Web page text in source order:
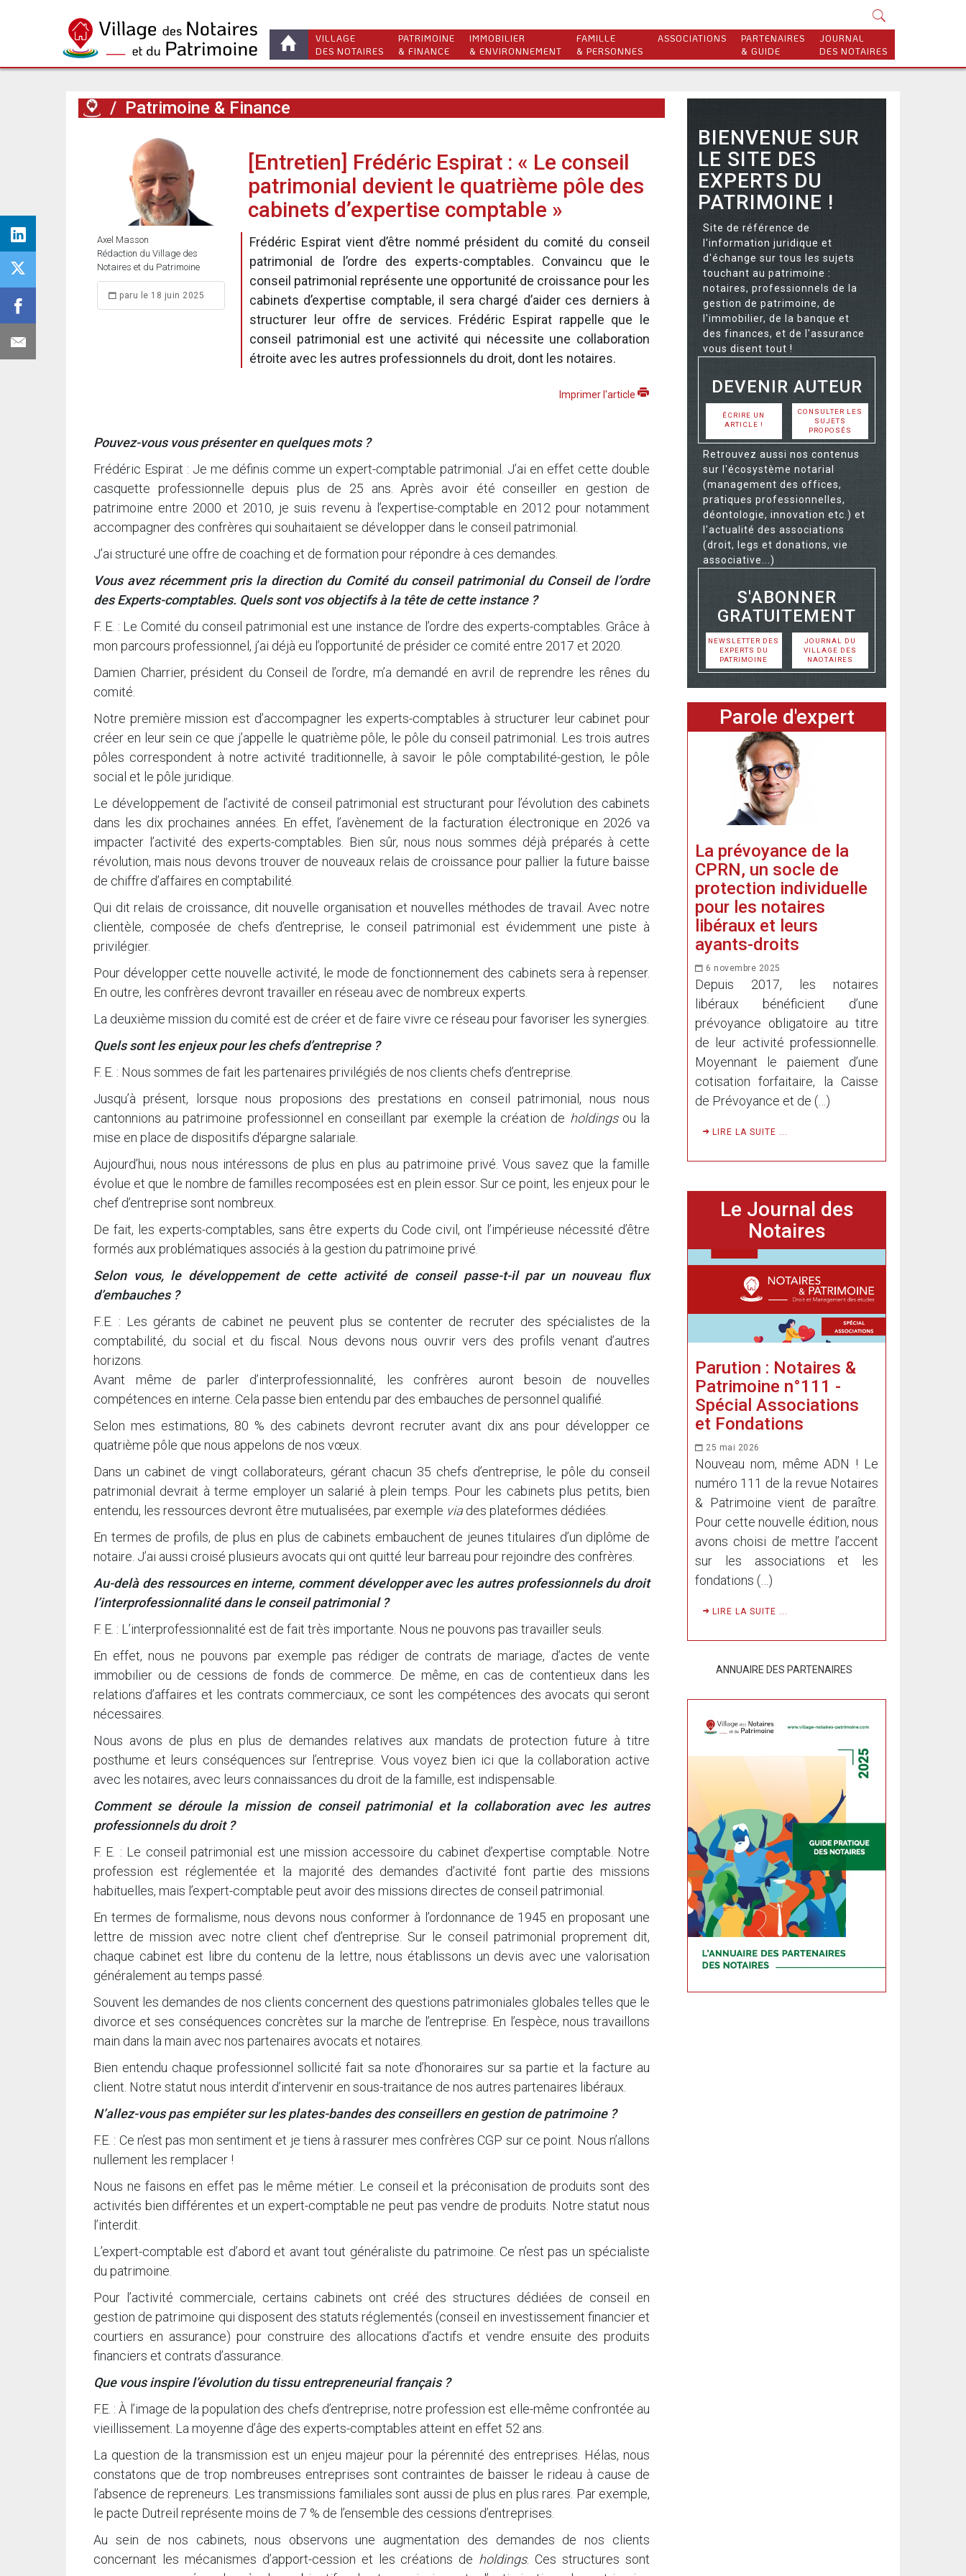
VILLAGE
DES NOTAIRES
PATRIMOINE
& FINANCE
IMMOBILIER
& ENVIRONNEMENT
FAMILLE
& PERSONNES
ASSOCIATIONS
PARTENAIRES
& GUIDE
JOURNAL
DES NOTAIRES
/ Patrimoine & Finance
Axel Masson
Rédaction du Village des
Notaires et du Patrimoine
paru le 18 juin 2025
[Entretien] Frédéric Espirat : « Le conseil
patrimonial devient le quatrième pôle des
cabinets d’expertise comptable »
Frédéric Espirat vient d’être nommé président du comité du conseil
patrimonial de l’ordre des experts-comptables. Convaincu que le
conseil patrimonial représente une opportunité de croissance pour les
cabinets d’expertise comptable, il sera chargé d’aider ces derniers à
structurer leur offre de services. Frédéric Espirat rappelle que le
conseil patrimonial est une activité qui nécessite une collaboration
étroite avec les autres professionnels du droit, dont les notaires.
Imprimer l'article
Pouvez-vous vous présenter en quelques mots ?
Frédéric Espirat : Je me définis comme un expert-comptable patrimonial. J’ai en effet cette double
casquette professionnelle depuis plus de 25 ans. Après avoir été conseiller en gestion de
patrimoine entre 2000 et 2010, je suis revenu à l’expertise-comptable en 2012 pour notamment
accompagner des confrères qui souhaitaient se développer dans le conseil patrimonial.
J’ai structuré une offre de coaching et de formation pour répondre à ces demandes.
Vous avez récemment pris la direction du Comité du conseil patrimonial du Conseil de l’ordre
des Experts-comptables. Quels sont vos objectifs à la tête de cette instance ?
F. E. : Le Comité du conseil patrimonial est une instance de l’ordre des experts-comptables. Grâce à
mon parcours professionnel, j’ai déjà eu l’opportunité de présider ce comité entre 2017 et 2020.
Damien Charrier, président du Conseil de l’ordre, m’a demandé en avril de reprendre les rênes du
comité.
Notre première mission est d’accompagner les experts-comptables à structurer leur cabinet pour
créer en leur sein ce que j’appelle le quatrième pôle, le pôle du conseil patrimonial. Les trois autres
pôles correspondent à notre activité traditionnelle, à savoir le pôle comptabilité-gestion, le pôle
social et le pôle juridique.
Le développement de l’activité de conseil patrimonial est structurant pour l’évolution des cabinets
dans les dix prochaines années. En effet, l’avènement de la facturation électronique en 2026 va
impacter l’activité des experts-comptables. Bien sûr, nous nous sommes déjà préparés à cette
révolution, mais nous devons trouver de nouveaux relais de croissance pour pallier la future baisse
de chiffre d’affaires en comptabilité.
Qui dit relais de croissance, dit nouvelle organisation et nouvelles méthodes de travail. Avec notre
clientèle, composée de chefs d’entreprise, le conseil patrimonial est évidemment une piste à
privilégier.
Pour développer cette nouvelle activité, le mode de fonctionnement des cabinets sera à repenser.
En outre, les confrères devront travailler en réseau avec de nombreux experts.
La deuxième mission du comité est de créer et de faire vivre ce réseau pour favoriser les synergies.
Quels sont les enjeux pour les chefs d’entreprise ?
F. E. : Nous sommes de fait les partenaires privilégiés de nos clients chefs d’entreprise.
Jusqu’à présent, lorsque nous proposions des prestations en conseil patrimonial, nous nous
cantonnions au patrimoine professionnel en conseillant par exemple la création de holdingsou la
mise en place de dispositifs d’épargne salariale.
Aujourd’hui, nous nous intéressons de plus en plus au patrimoine privé. Vous savez que la famille
évolue et que le nombre de familles recomposées est en plein essor. Sur ce point, les enjeux pour le
chef d’entreprise sont nombreux.
De fait, les experts-comptables, sans être experts du Code civil, ont l’impérieuse nécessité d’être
formés aux problématiques associés à la gestion du patrimoine privé.
Selon vous, le développement de cette activité de conseil passe-t-il par un nouveau flux
d’embauches ?
F..E. : Les gérants de cabinet ne peuvent plus se contenter de recruter des spécialistes de la
comptabilité, du social et du fiscal. Nous devons nous ouvrir vers des profils venant d’autres
horizons.
Avant même de parler d’interprofessionnalité, les confrères auront besoin de nouvelles
compétences en interne. Cela passe bien entendu par des embauches de personnel qualifié.
Selon mes estimations, 80 % des cabinets devront recruter avant dix ans pour développer ce
quatrième pôle que nous appelons de nos vœux.
Dans un cabinet de vingt collaborateurs, gérant chacun 35 chefs d’entreprise, le pôle du conseil
patrimonial devrait à terme employer un salarié à plein temps. Pour les cabinets plus petits, bien
entendu, les ressources devront être mutualisées, par exemple via des plateformes dédiées.
En termes de profils, de plus en plus de cabinets embauchent de jeunes titulaires d’un diplôme de
notaire. J’ai aussi croisé plusieurs avocats qui ont quitté leur barreau pour rejoindre des confrères.
Au-delà des ressources en interne, comment développer avec les autres professionnels du droit
l’interprofessionnalité dans le conseil patrimonial ?
F. E. : L’interprofessionnalité est de fait très importante. Nous ne pouvons pas travailler seuls.
En effet, nous ne pouvons par exemple pas rédiger de contrats de mariage, d’actes de vente
immobilier ou de cessions de fonds de commerce. De même, en cas de contentieux dans les
relations d’affaires et les contrats commerciaux, ce sont les compétences des avocats qui seront
nécessaires.
Nous avons de plus en plus de demandes relatives aux mandats de protection future à titre
posthume et leurs conséquences sur l’entreprise. Vous voyez bien ici que la collaboration active
avec les notaires, avec leurs connaissances du droit de la famille, est indispensable.
Comment se déroule la mission de conseil patrimonial et la collaboration avec les autres
professionnels du droit ?
F. E. : Le conseil patrimonial est une mission accessoire du cabinet d’expertise comptable. Notre
profession est réglementée et la majorité des demandes d’activité font partie des missions
habituelles, mais l’expert-comptable peut avoir des missions directes de conseil patrimonial.
En termes de formalisme, nous devons nous conformer à l’ordonnance de 1945 en proposant une
lettre de mission avec notre client chef d’entreprise. Sur le conseil patrimonial proprement dit,
chaque cabinet est libre du contenu de la lettre, nous établissons un devis avec une valorisation
généralement au temps passé.
Souvent les demandes de nos clients concernent des questions patrimoniales globales telles que le
divorce et ses conséquences concrètes sur la marche de l’entreprise. En l’espèce, nous travaillons
main dans la main avec nos partenaires avocats et notaires.
Bien entendu chaque professionnel sollicité fait sa note d’honoraires sur sa partie et la facture au
client. Notre statut nous interdit d’intervenir en sous-traitance de nos autres partenaires libéraux.
N’allez-vous pas empiéter sur les plates-bandes des conseillers en gestion de patrimoine ?
F.E. : Ce n’est pas mon sentiment et je tiens à rassurer mes confrères CGP sur ce point. Nous n’allons
nullement les remplacer !
Nous ne faisons en effet pas le même métier. Le conseil et la préconisation de produits sont des
activités bien différentes et un expert-comptable ne peut pas vendre de produits. Notre statut nous
l’interdit.
L’expert-comptable est d’abord et avant tout généraliste du patrimoine. Ce n’est pas un spécialiste
du patrimoine.
Pour l’activité commerciale, certains cabinets ont créé des structures dédiées de conseil en
gestion de patrimoine qui disposent des statuts réglementés (conseil en investissement financier et
courtiers en assurance) pour construire des allocations d’actifs et vendre ensuite des produits
financiers et contrats d’assurance.
Que vous inspire l’évolution du tissu entrepreneurial français ?
F.E. : À l’image de la population des chefs d’entreprise, notre profession est elle-même confrontée au
vieillissement. La moyenne d’âge des experts-comptables atteint en effet 52 ans.
La question de la transmission est un enjeu majeur pour la pérennité des entreprises. Hélas, nous
constatons que de trop nombreuses entreprises sont contraintes de baisser le rideau à cause de
l’absence de repreneurs. Les transmissions familiales sont aussi de plus en plus rares. Par exemple,
le pacte Dutreil représente moins de 7 % de l’ensemble des cessions d’entreprises.
Au sein de nos cabinets, nous observons une augmentation des demandes de nos clients
concernant les mécanismes d’apport-cession et les créations de holdings. Ces structures sont
BIENVENUE SUR
LE SITE DES
EXPERTS DU
PATRIMOINE !
Site de référence de
l'information juridique et
d'échange sur tous les sujets
touchant au patrimoine :
notaires, professionnels de la
gestion de patrimoine, de
l'immobilier, de la banque et
des finances, et de l'assurance
vous disent tout !
DEVENIR AUTEUR
ÉCRIRE UN
ARTICLE !
CONSULTER LES
SUJETS
PROPOSÉS
Retrouvez aussi nos contenus
sur l'écosystème notarial
(management des offices,
pratiques professionnelles,
déontologie, innovation etc.) et
l'actualité des associations
(droit, legs et donations, vie
associative...)
S'ABONNER
GRATUITEMENT
NEWSLETTER DES
EXPERTS DU
PATRIMOINE
JOURNAL DU
VILLAGE DES
NAOTAIRES
Parole d'expert
La prévoyance de la
CPRN, un socle de
protection individuelle
pour les notaires
libéraux et leurs
ayants-droits
6 novembre 2025
Depuis 2017, les notaires
libéraux bénéficient d’une
prévoyance obligatoire au titre
de leur activité professionnelle.
Moyennant le paiement d’une
cotisation forfaitaire, la Caisse
de Prévoyance et de (…)
LIRE LA SUITE ...
Le Journal des
Notaires
Parution : Notaires &
Patrimoine n°111 -
Spécial Associations
et Fondations
25 mai 2026
Nouveau nom, même ADN ! Le
numéro 111 de la revue Notaires
& Patrimoine vient de paraître.
Pour cette nouvelle édition, nous
avons choisi de mettre l’accent
sur les associations et les
fondations (…)
LIRE LA SUITE ...
ANNUAIRE DES PARTENAIRES